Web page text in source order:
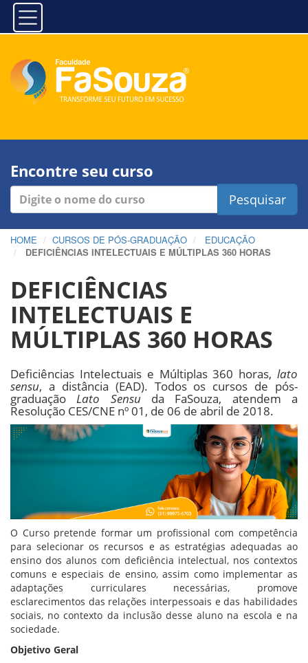
Encontre seu curso
Pesquisar
HOME CURSOS DE PÓS-GRADUAÇÃO
EDUCAÇÃO
DEFICIÊNCIAS INTELECTUAIS E MÚLTIPLAS 360 HORAS
DEFICIÊNCIAS
INTELECTUAIS E
MÚLTIPLAS 360 HORAS
Deficiências Intelectuais e Múltiplas 360 horas, lato
sensu, a distância (EAD). Todos os cursos de pós-
graduaçãoLato Sensuda FaSouza, atendem a
Resolução CES/CNE nº 01, de 06 de abril de 2018.
O Curso pretende formar um profissional com competência
para selecionar os recursos e as estratégias adequadas ao
ensino dos alunos com deficiência intelectual, nos contextos
comuns e especiais de ensino, assim como implementar as
adaptações curriculares necessárias, promove
esclarecimentos das relações interpessoais e das habilidades
sociais, no contexto da inclusão desse aluno na escola e na
sociedade.
Objetivo Geral